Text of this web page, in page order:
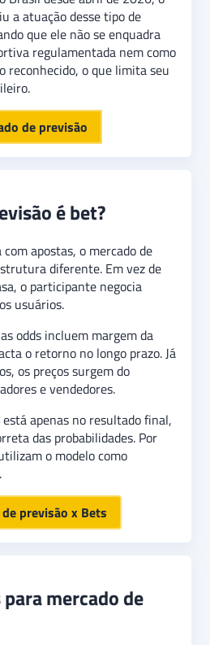
a atuação desse tipo de
que ele não se enquadra
regulamentada nem como
o que limita seu
de previsão
é bet?
apostas, o mercado de
diferente. Em vez de
o participante negocia
usuários.
odds incluem margem da
o retorno no longo prazo. Já
os preços surgem do
e vendedores.
apenas no resultado final,
das probabilidades. Por
o modelo como
previsão x Bets
mercado de